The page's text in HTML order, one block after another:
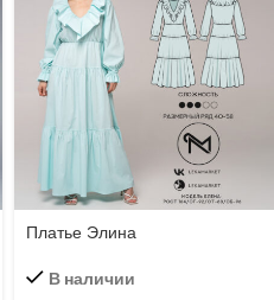
Платье Элина
В наличии